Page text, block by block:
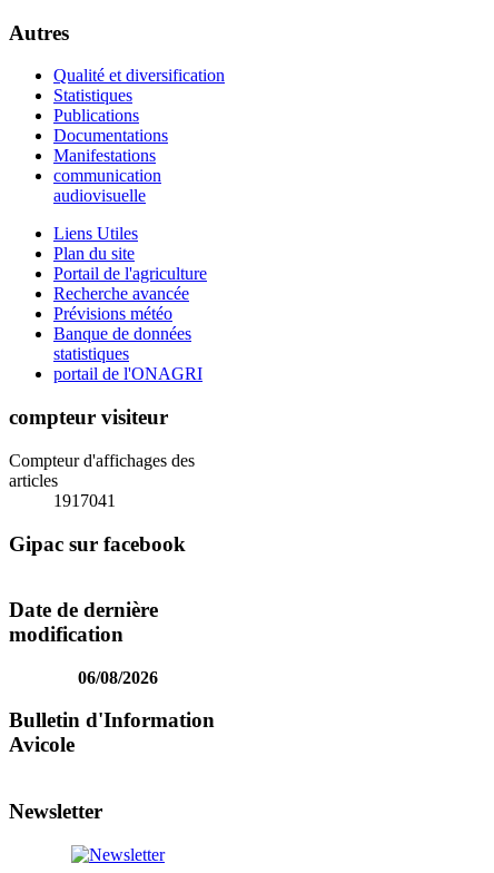
Autres
Qualité et diversification
Statistiques
Publications
Documentations
Manifestations
communication
audiovisuelle
Liens Utiles
Plan du site
Portail de l'agriculture
Recherche avancée
Prévisions météo
Banque de données
statistiques
portail de l'ONAGRI
compteur visiteur
Compteur d'affichages des
articles
1917041
Gipac sur facebook
Date de dernière
modification
06/08/2026
Bulletin d'Information
Avicole
Newsletter